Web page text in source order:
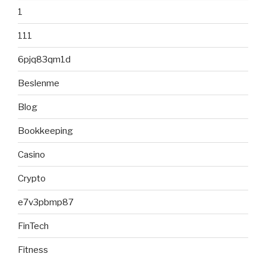
1
111
6pjq83qm1d
Beslenme
Blog
Bookkeeping
Casino
Crypto
e7v3pbmp87
FinTech
Fitness